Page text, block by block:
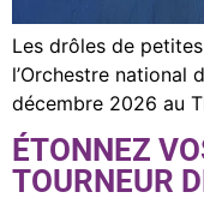
Les drôles de
l’Orchestre national
décembre 2026 au
ÉTONNEZ
TOURNEUR